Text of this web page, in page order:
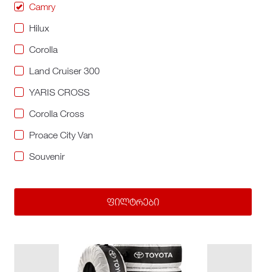
Camry
Hilux
Corolla
Land Cruiser 300
YARIS CROSS
Corolla Cross
Proace City Van
Souvenir
ფილტრები